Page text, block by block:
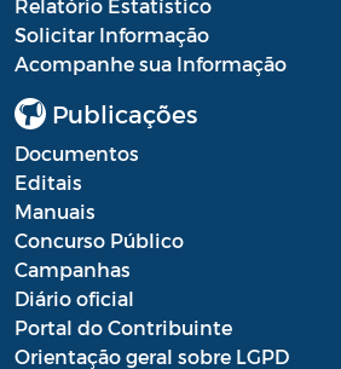
Relatório Estatístico
Solicitar Informação
Acompanhe sua Informação
Publicações
Documentos
Editais
Manuais
Concurso Público
Campanhas
Diário oficial
Portal do Contribuinte
Orientação geral sobre LGPD